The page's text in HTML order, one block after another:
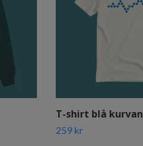
T-shirt blå kurvan
259 kr